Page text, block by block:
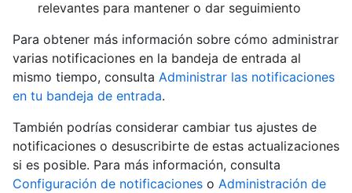
relevantes para mantener o dar seguimiento
Para obtener más información sobre cómo administrar
varias notificaciones en la bandeja de entrada al
mismo tiempo, consulta Administrar las notificaciones
en tu bandeja de entrada.
También podrías considerar cambiar tus ajustes de
notificaciones o desuscribirte de estas actualizaciones
si es posible. Para más información, consulta
Configuración de notificaciones o Administración de